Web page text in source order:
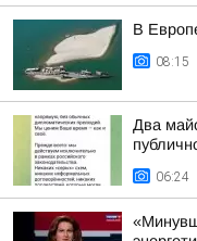
В
08:15
Два
06:24